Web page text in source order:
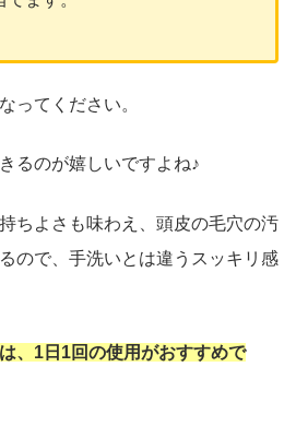
ってください。
るのが嬉しいですよね♪
ちよさも味わえ、頭皮の毛穴の汚
ので、手洗いとは違うスッキリ感
、1日1回の使用がおすすめで